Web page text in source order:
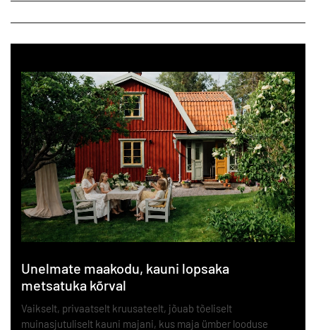
Unelmate maakodu, kauni lopsaka
metsatuka kõrval
Vaikselt, privaatselt kruusateelt, jõuab tõeliselt
muinasjutuliselt kauni majani, kus maja ümber looduse